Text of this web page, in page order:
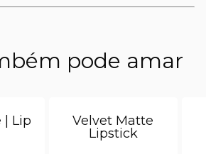
pode amar
| Lip
Velvet Matte
Lipstick